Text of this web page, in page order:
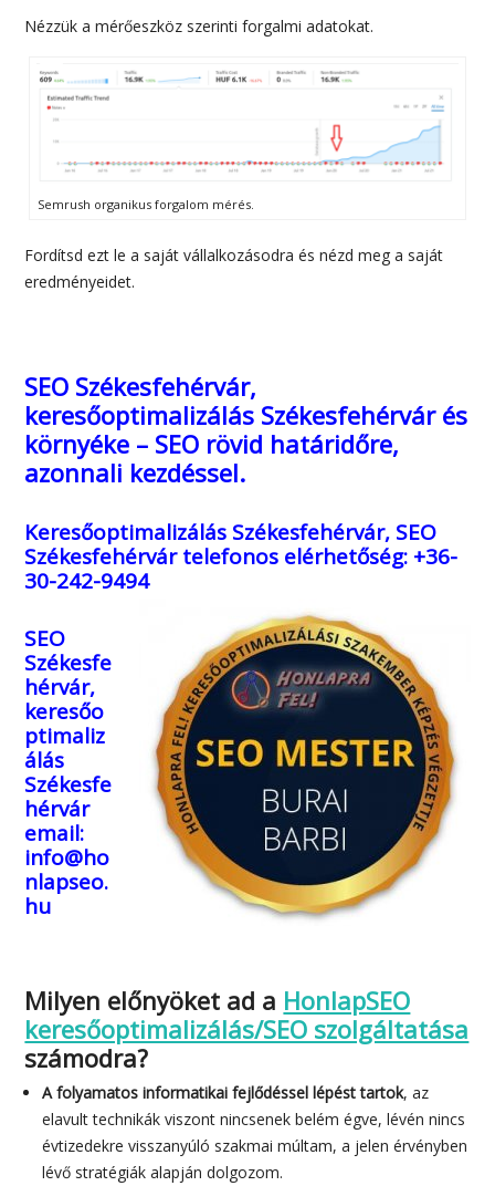
Nézzük a mérőeszköz szerinti forgalmi adatokat.
Semrush organikus forgalom mérés.
Fordítsd ezt le a saját vállalkozásodra és nézd meg a saját
eredményeidet.
SEO Székesfehérvár,
keresőoptimalizálás Székesfehérvár és
környéke – SEO rövid határidőre,
azonnali kezdéssel.
Keresőoptimalizálás Székesfehérvár, SEO
Székesfehérvártelefonos elérhetőség: +36-
30-242-9494
SEO
Székesfe
hérvár,
keresőo
ptimaliz
álás
Székesfe
hérvár
email:
info@ho
nlapseo.
hu
Milyen előnyöket ad a HonlapSEO
keresőoptimalizálás/SEO szolgáltatása
számodra?
A folyamatos informatikai fejlődéssel lépést tartok, az
elavult technikák viszont nincsenek belém égve, lévén nincs
évtizedekre visszanyúló szakmai múltam, a jelen érvényben
lévő stratégiák alapján dolgozom.